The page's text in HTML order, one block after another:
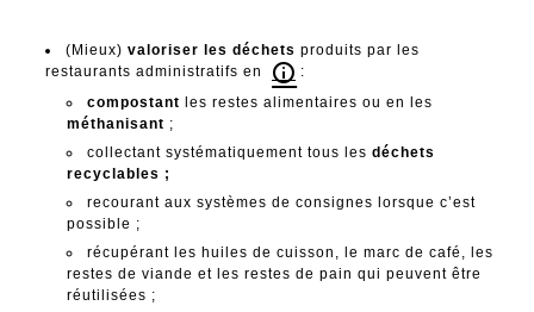
(Mieux)valoriser les déchets produits par les
restaurants administratifs en
:
compostant les restes alimentaires ou en les
méthanisant ;
collectant systématiquement tous lesdéchets
recyclables ;
recourant aux systèmes de consignes lorsque c’est
possible ;
récupérant les huiles de cuisson, le marc de café, les
restes de viande et les restes de pain qui peuvent être
réutilisées ;